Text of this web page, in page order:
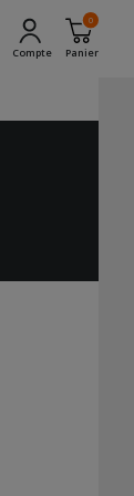
Compte
0
Panier